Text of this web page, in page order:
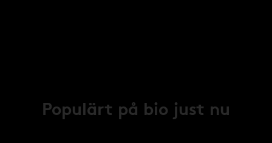
Populärt på bio just nu